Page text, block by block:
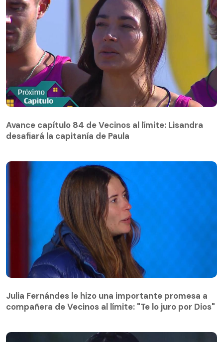
desafiará la capitanía de Paula
Avance capítulo 84 de Vecinos al límite: Lisandra
desafiará la capitanía de Paula
compañera de Vecinos al límite: "Te lo juro por Dios"
Julia Fernándes le hizo una importante promesa a
compañera de Vecinos al límite: "Te lo juro por Dios"